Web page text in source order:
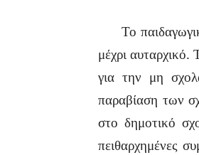
Το
μέχρι αυταρχικό.
για την μη
παραβίαση των
στο δημοτικό
πειθαρχημένες